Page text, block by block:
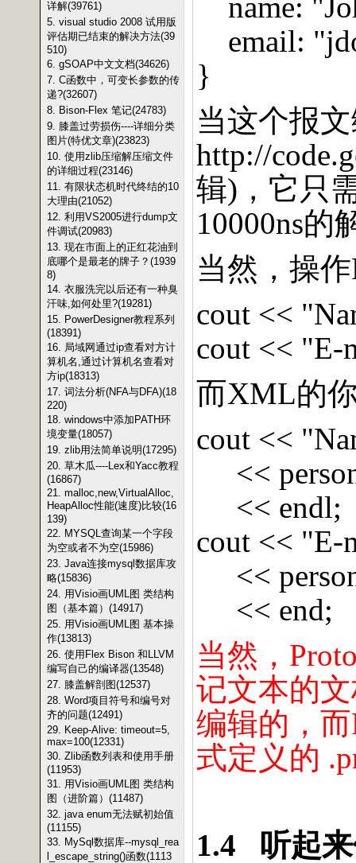
详解(39761)
5. visual studio 2008 试用版
评估期已结束的解决方法(39
510)
6. gSOAP中文文档(34626)
7. C函数中，可变长参数的传
递?(32607)
8. Bison-Flex 笔记(24783)
9. 膝盖过劳损伤----详细分类
图片(特优文章)(23823)
10. 使用zlib压缩解压缩文件
的详细过程(23146)
11. 有限状态机时代终结的10
大理由(21052)
12. 利用VS2005进行dump文
件调试(20983)
13. 现在市面上的正红花油到
底哪个是最老的牌子？(1939
8)
14. 衣服洗完以后还有一种臭
汗味,如何处里?(19281)
15. PowerDesigner教程系列
(18391)
16. 局域网通过ip查看对方计
算机名,通过计算机名查看对
方ip(18313)
17. 词法分析(NFA与DFA)(18
220)
18. windows中添加PATH环
境变量(18057)
19. zlib用法简单说明(17295)
20. 草木瓜----Lex和Yacc教程
(16867)
21. malloc,new,VirtualAlloc,
HeapAlloc性能(速度)比较(16
139)
22. MYSQL查询某一个字段
为空或者不为空(15986)
23. Java连接mysql数据库攻
略(15836)
24. 用Visio画UML图 类结构
图（基本篇）(14917)
25. 用Visio画UML图 基本操
作(13813)
26. 使用Flex Bison 和LLVM
编写自己的编译器(13548)
27. 膝盖解剖图(12537)
28. Word项目符号和编号对
齐的问题(12491)
29. Keep-Alive: timeout=5,
max=100(12331)
30. Zlib函数列表和使用手册
(11953)
31. 用Visio画UML图 类结构
图（进阶篇）(11487)
32. java enum无法赋初始值
(11155)
33. MySql数据库--mysql_rea
l_escape_string()函数(1113
email:
}
当这个报
http://
辑) ，它只
10000ns的
当然，操作
cout <<
cout << "E-
而XML的
cout <<
<<
<< endl;
cout << "E-
<<
<< end;
当然，
记文本的
编辑的，而
式定义的
1.4 听起